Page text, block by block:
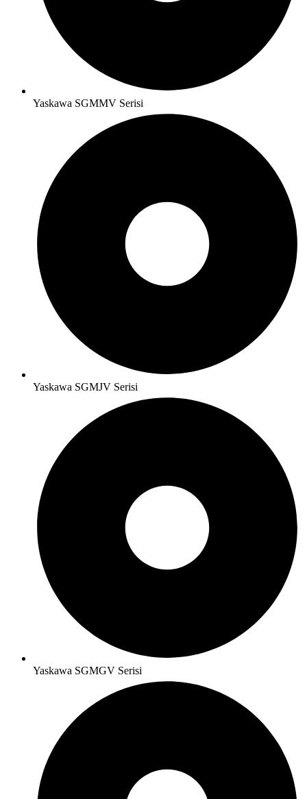
Yaskawa SGMMV Serisi
Yaskawa SGMJV Serisi
Yaskawa SGMGV Serisi